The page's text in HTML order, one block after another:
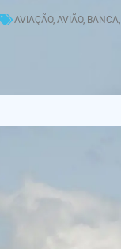
AVIAÇÃO, AVIÃO, BANCA,